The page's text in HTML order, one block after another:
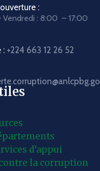
:
Vendredi : 8:00 – 17:00
: +224 663 12 26 52
d’appui
la corruption